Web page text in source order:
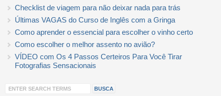
Checklist de viagem para não deixar nada para trás
Últimas VAGAS do Curso de Inglês com a Gringa
Como aprender o essencial para escolher o vinho certo
Como escolher o melhor assento no avião?
VÍDEO com Os 4 Passos Certeiros Para Você Tirar
Fotografias Sensacionais